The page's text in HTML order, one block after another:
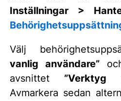
Inställningar >
Välj
vanlig användare”
avsnittet”Verktyg
Avmarkera sedan